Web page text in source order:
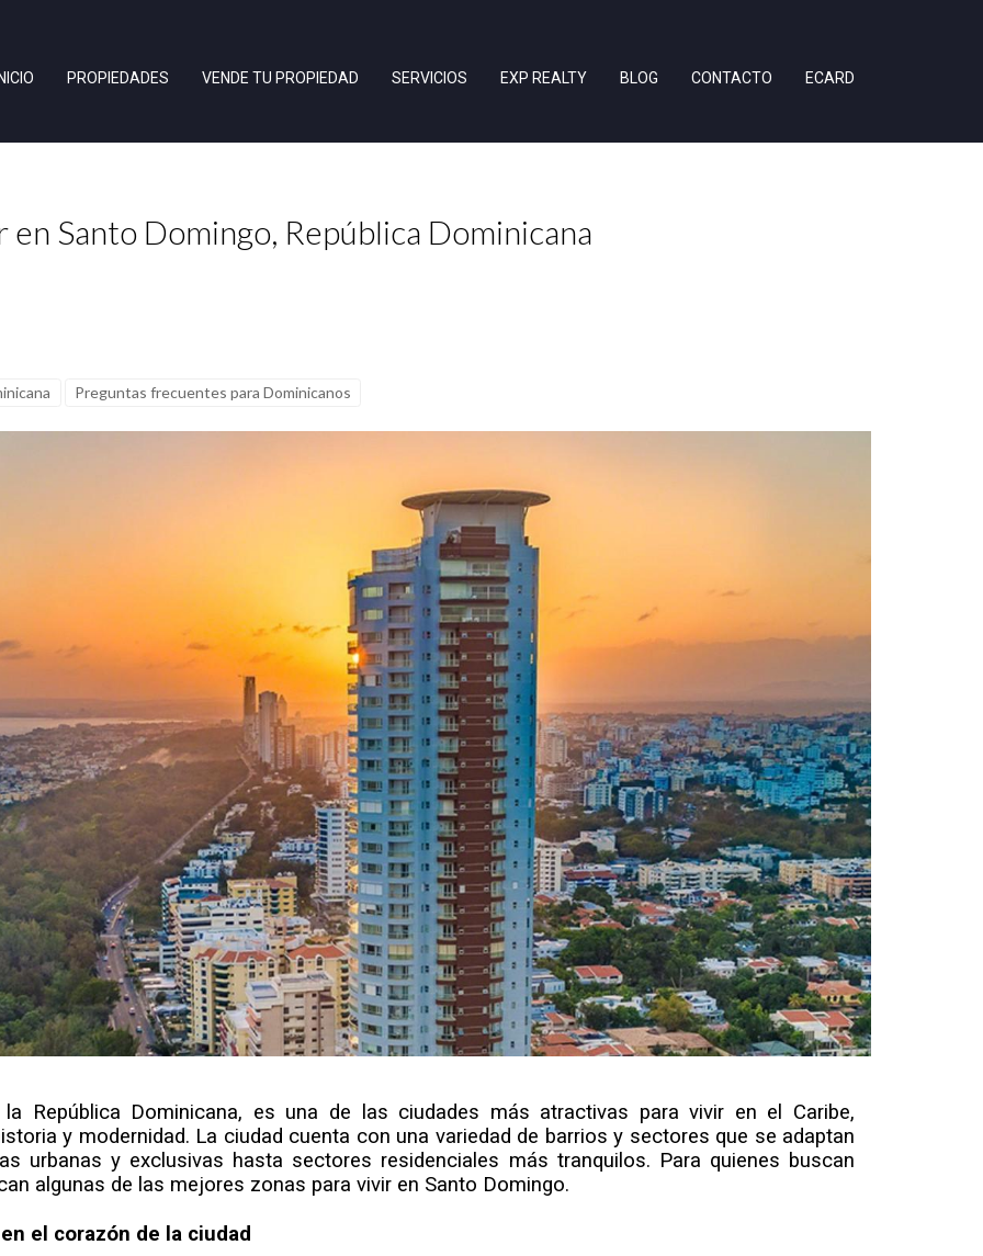
PROPIEDADES VENDE TU PROPIEDAD SERVICIOS EXP REALTY BLOG CONTACTO ECARD
en Santo Domingo, República Dominicana
Preguntas frecuentes para Dominicanos
República Dominicana, es una de las ciudades más atractivas para vivir en el Caribe,
y modernidad. La ciudad cuenta con una variedad de barrios y sectores que se adaptan
urbanas y exclusivas hasta sectores residenciales más tranquilos. Para quienes buscan
algunas de las mejores zonas para vivir en Santo Domingo.
el corazón de la ciudad